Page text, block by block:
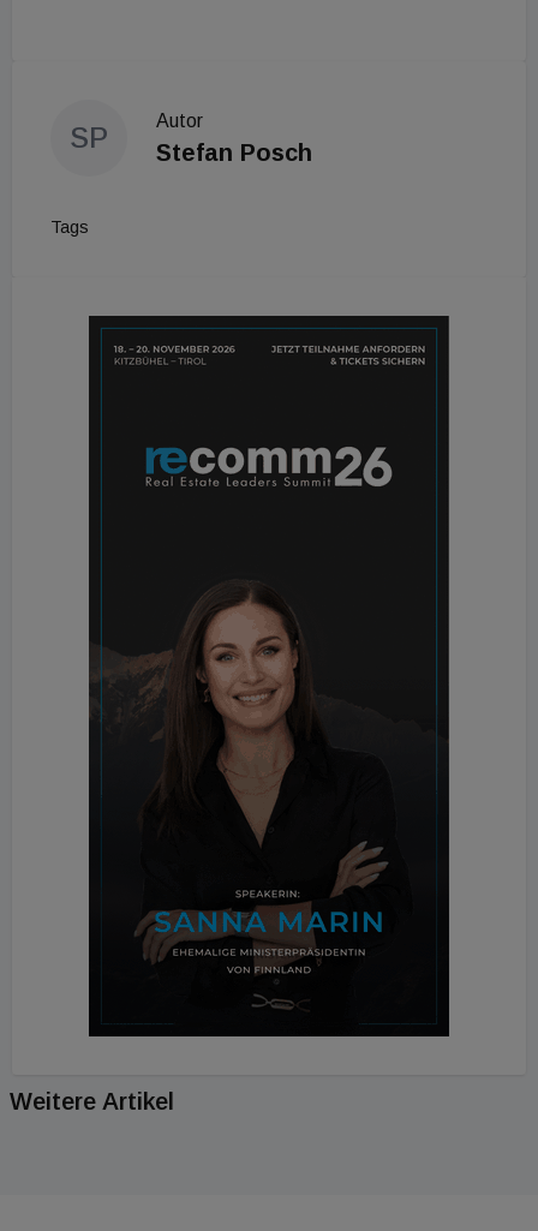
SP
Autor
Stefan Posch
Tags
Weitere Artikel